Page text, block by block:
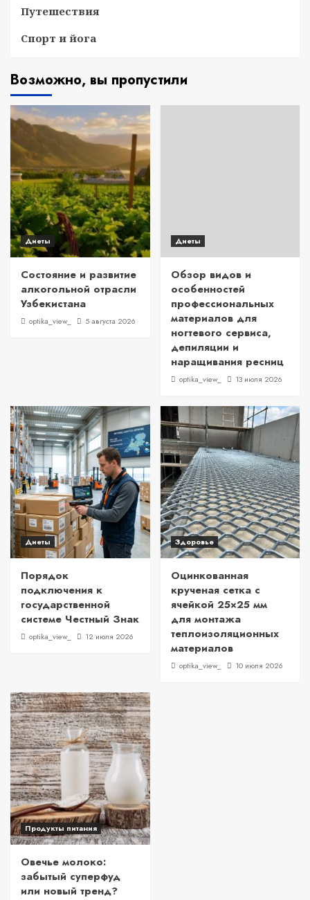
Путешествия
Спорт и йога
Возможно, вы пропустили
Диеты
Состояние и развитие
алкогольной отрасли
Узбекистана
optika_view_ 5 августа 2026
Диеты
Обзор видов и
особенностей
профессиональных
материалов для
ногтевого сервиса,
депиляции и
наращивания ресниц
optika_view_ 13 июля 2026
Диеты
Порядок
подключения к
государственной
системе Честный Знак
optika_view_ 12 июля 2026
Здоровье
Оцинкованная
крученая сетка с
ячейкой 25×25 мм
для монтажа
теплоизоляционных
материалов
optika_view_ 10 июля 2026
Продукты питания
Овечье молоко:
забытый суперфуд
или новый тренд?